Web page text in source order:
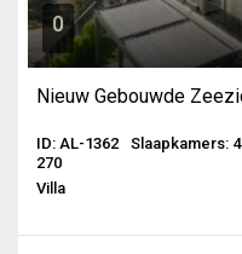
0
ID: AL-1362 Slaapkamers: 4
270
Villa